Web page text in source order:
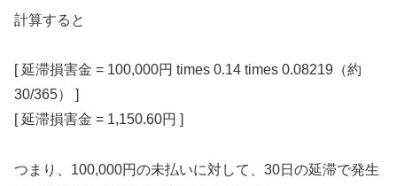
計算すると
[ 延滞損害金 = 100,000円 times 0.14 times 0.08219（約
30/365） ]
[ 延滞損害金 = 1,150.60円 ]
つまり、100,000円の未払いに対して、30日の延滞で発生